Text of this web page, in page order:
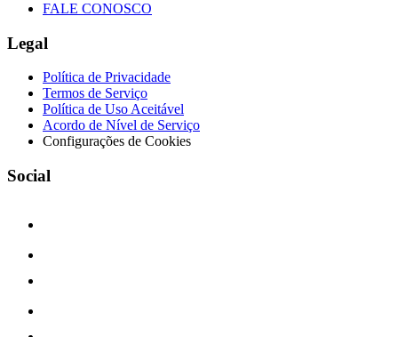
FALE CONOSCO
Legal
Política de Privacidade
Termos de Serviço
Política de Uso Aceitável
Acordo de Nível de Serviço
Configurações de Cookies
Social